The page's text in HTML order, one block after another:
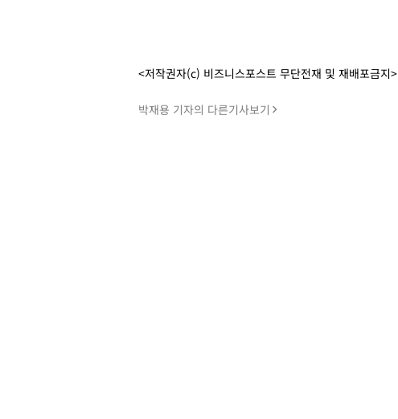
<저작권자(c) 비즈니스포스트 무단전재 및 재배포금지>
박재용 기자의 다른기사보기